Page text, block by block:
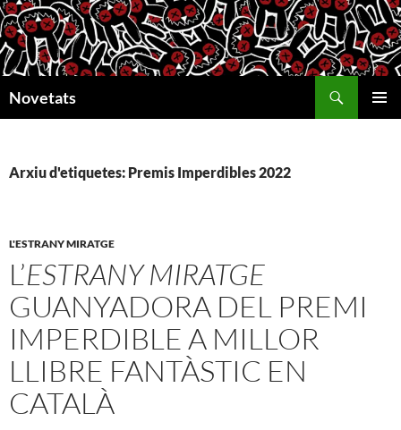
Vés
al
contingut
Novetats
Arxiu d'etiquetes: Premis Imperdibles 2022
L'ESTRANY MIRATGE
L’ESTRANY MIRATGE
GUANYADORA DEL PREMI
IMPERDIBLE A MILLOR
LLIBRE FANTÀSTIC EN
CATALÀ